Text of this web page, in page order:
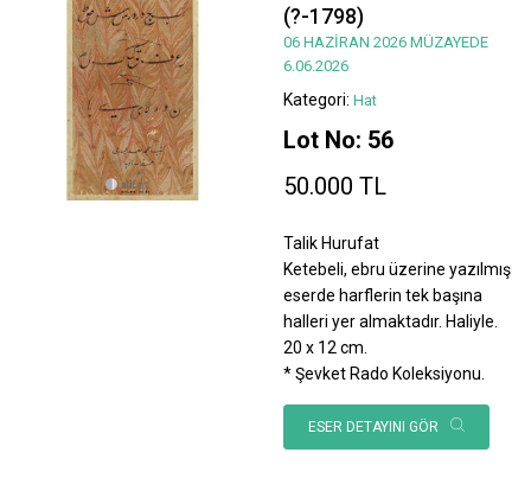
(?-1798)
06 HAZİRAN 2026 MÜZAYEDE
6.06.2026
Kategori: Hat
Lot No: 56
50.000 TL
Talik Hurufat
Ketebeli, ebru üzerine yazılmış
eserde harflerin tek başına
halleri yer almaktadır. Haliyle.
20 x 12 cm.
* Şevket Rado Koleksiyonu.
ESER DETAYINI GÖR